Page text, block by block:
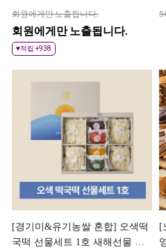
회원에게만 노출됩니다.
회원에게만 노출됩니다.
♥적립 +938
[경기미&유기농쌀 혼합] 오색떡
국떡 선물세트 1호 새해선물 설
[